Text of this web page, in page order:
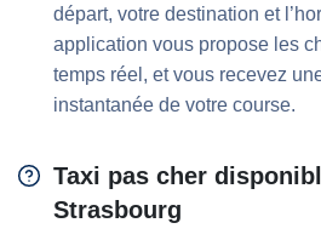
départ, votre destination et
application vous propose les
temps réel, et vous recevez
instantanée de votre course.
Taxi pas cher
Strasbourg